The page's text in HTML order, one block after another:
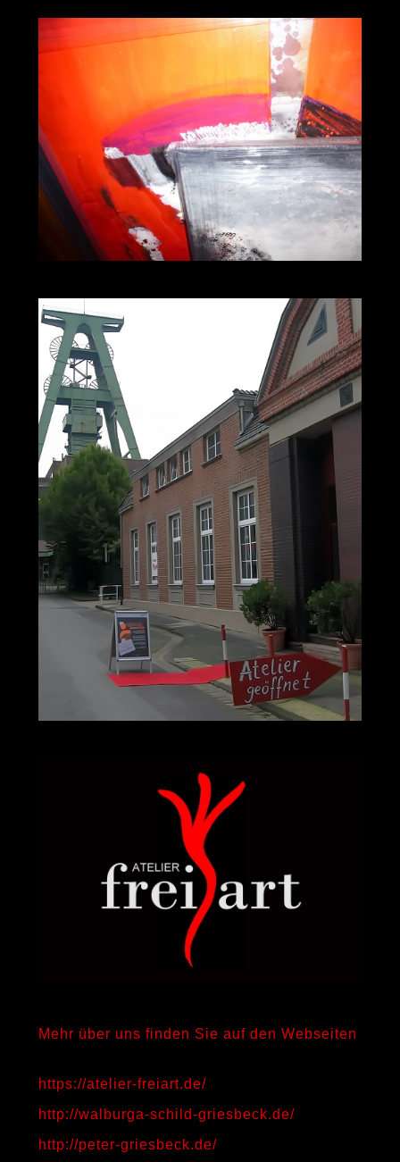
Mehr über uns finden Sie auf den Webseiten
https://atelier-freiart.de/
http://walburga-schild-griesbeck.de/
http://peter-griesbeck.de/